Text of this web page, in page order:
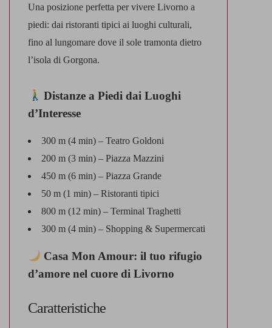
Una posizione perfetta per vivere Livorno a
piedi: dai ristoranti tipici ai luoghi culturali,
fino al lungomare dove il sole tramonta dietro
l’isola di Gorgona.
Distanze a Piedi dai Luoghi
d’Interesse
300 m (4 min) – Teatro Goldoni
200 m (3 min) – Piazza Mazzini
450 m (6 min) – Piazza Grande
50 m (1 min) – Ristoranti tipici
800 m (12 min) – Terminal Traghetti
300 m (4 min) – Shopping & Supermercati
Casa Mon Amour: il tuo rifugio
d’amore nel cuore di Livorno
Caratteristiche